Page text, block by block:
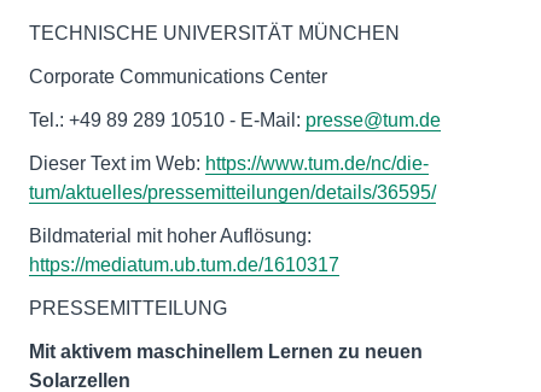
TECHNISCHE UNIVERSITÄT MÜNCHEN
Corporate Communications Center
Tel.: +49 89 289 10510 - E-Mail: presse@tum.de
Dieser Text im Web: https://www.tum.de/nc/die-
tum/aktuelles/pressemitteilungen/details/36595/
Bildmaterial mit hoher Auflösung:
https://mediatum.ub.tum.de/1610317
PRESSEMITTEILUNG
Mit aktivem maschinellem Lernen zu neuen
Solarzellen